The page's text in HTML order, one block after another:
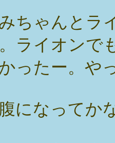
ちゃんとラ
ライオンで
ったー。や
になってか